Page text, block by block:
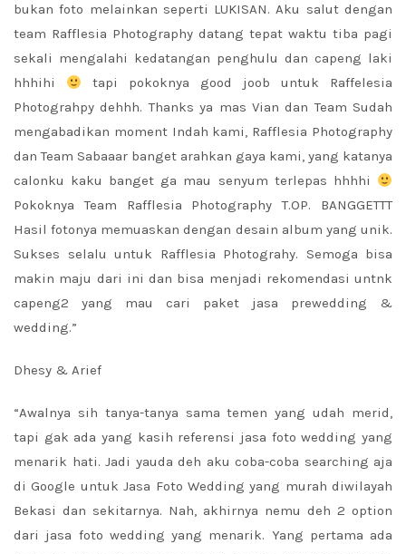
bukan foto melainkan seperti LUKISAN. Aku salut dengan
team Rafflesia Photography datang tepat waktu tiba pagi
sekali mengalahi kedatangan penghulu dan capeng laki
hhhihi
tapi pokoknya good joob untuk Raffelesia
Photograhpy dehhh. Thanks ya mas Vian dan Team Sudah
mengabadikan moment Indah kami, Rafflesia Photography
dan Team Sabaaar banget arahkan gaya kami, yang katanya
calonku kaku banget ga mau senyum terlepas hhhhi
Pokoknya Team Rafflesia Photography T.OP. BANGGETTT
Hasil fotonya memuaskan dengan desain album yang unik.
Sukses selalu untuk Rafflesia Photograhy. Semoga bisa
makin maju dari ini dan bisa menjadi rekomendasi untnk
capeng2 yang mau cari paket jasa prewedding &
wedding.”
Dhesy & Arief
“Awalnya sih tanya-tanya sama temen yang udah merid,
tapi gak ada yang kasih referensi jasa foto wedding yang
menarik hati. Jadi yauda deh aku coba-coba searching aja
di Google untuk Jasa Foto Wedding yang murah diwilayah
Bekasi dan sekitarnya. Nah, akhirnya nemu deh 2 option
dari jasa foto wedding yang menarik. Yang pertama ada